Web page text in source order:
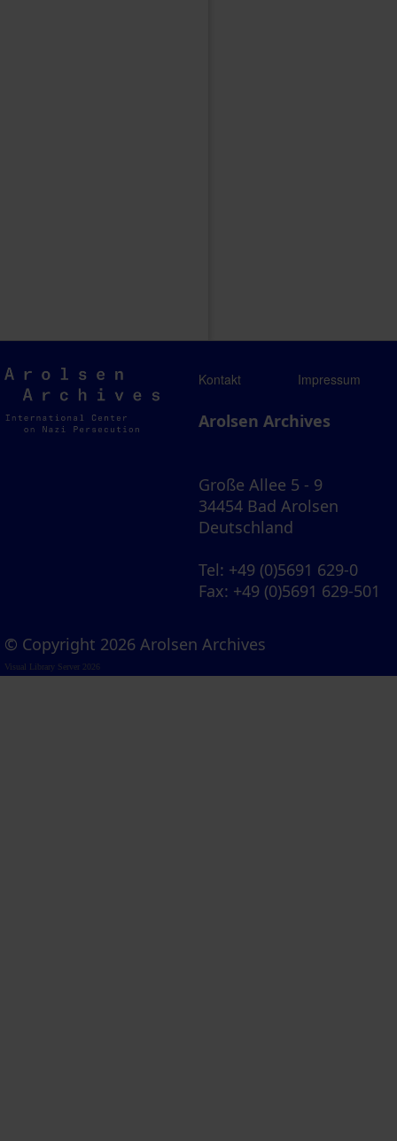
Arolsen
Archives
Kontakt Impressum
Arolsen Archives
Große Allee 5 - 9
34454 Bad Arolsen
Deutschland
Tel: +49 (0)5691 629-0
Fax: +49 (0)5691 629-501
© Copyright 2026 Arolsen Archives
Visual Library Server 2026